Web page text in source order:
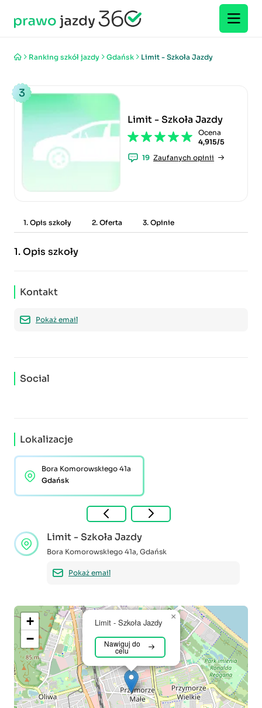
Ranking szkół jazdy Gdańsk Limit - Szkoła Jazdy
3
Limit - Szkoła Jazdy
Ocena
4,915/5
19 Zaufanych opinii
1. Opis szkoły 2. Oferta 3. Opinie
1.Opis szkoły
Kontakt
Pokaż email
Social
Lokalizacje
Bora Komorowskiego 41a
Gdańsk
Limit - Szkoła Jazdy
Bora Komorowskiego 41a, Gdańsk
Pokaż email
Limit - Szkoła Jazdy
Nawiguj do
celu
×
+
−